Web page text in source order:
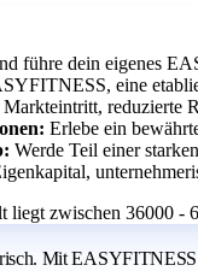
führe dein eigenes
eine
reduzierte
Erlebe ein
Werde Teil einer
liegt zwischen 36000 -
Mit